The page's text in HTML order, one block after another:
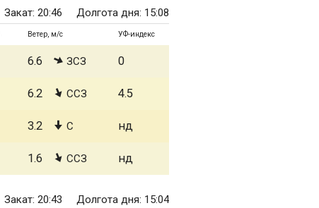
Закат: 20:46 Долгота дня: 15:08
Ветер, м/с УФ-индекс
6.6 ЗСЗ 0
6.2 ССЗ 4.5
3.2 С нд
1.6 ССЗ нд
Закат: 20:43 Долгота дня: 15:04